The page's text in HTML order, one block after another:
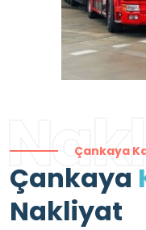
Çankaya
Çankaya
Nakliyat